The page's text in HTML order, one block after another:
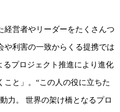
経営者やリーダーをたくさんつ
や利害の一致からくる提携では
るプロジェクト推進により進化
と」。“この人の役に立ちた
力。 世界の架け橋となるプロ